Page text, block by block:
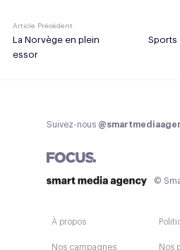
Article Précédent
La Norvège en plein
essor
Sports
Suivez-nous
©
À propos
Nos campagnes Nos